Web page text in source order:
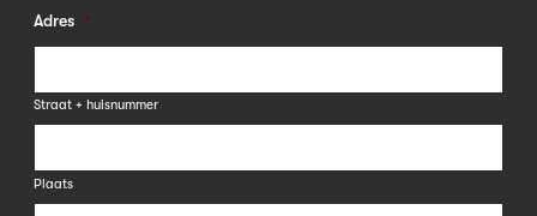
Adres *
Straat + huisnummer
Plaats